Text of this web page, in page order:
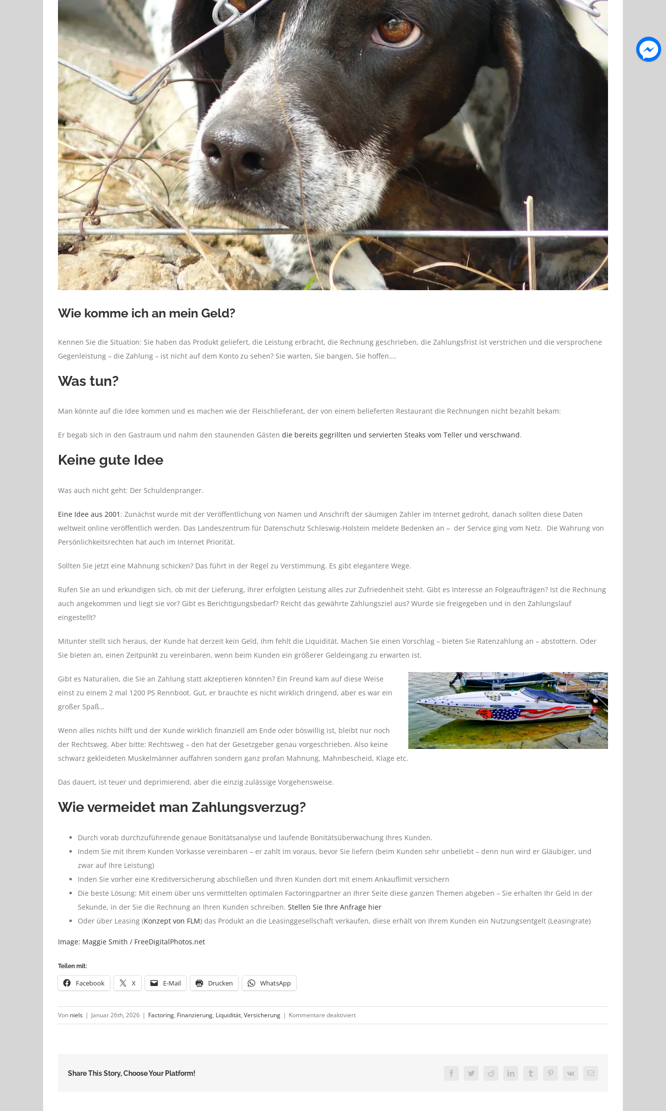
Wie komme ich an mein Geld?
Kennen Sie die Situation: Sie haben das Produkt geliefert, die Leistung erbracht, die Rechnung geschrieben, die Zahlungsfrist ist verstrichen und die versprochene
Gegenleistung – die Zahlung – ist nicht auf dem Konto zu sehen? Sie warten, Sie bangen, Sie hoffen….
Was tun?
Man könnte auf die Idee kommen und es machen wie der Fleischlieferant, der von einem belieferten Restaurant die Rechnungen nicht bezahlt bekam:
Er begab sich in den Gastraum und nahm den staunenden Gästen die bereits gegrillten und servierten Steaks vom Teller und verschwand.
Keine gute Idee
Was auch nicht geht: Der Schuldenpranger.
Eine Idee aus 2001 : Zunächst wurde mit der Veröffentlichung von Namen und Anschrift der säumigen Zahler im Internet gedroht, danach sollten diese Daten
weltweit online veröffentlich werden. Das Landeszentrum für Datenschutz Schleswig-Holstein meldete Bedenken an – der Service ging vom Netz. Die Wahrung von
Persönlichkeitsrechten hat auch im Internet Priorität.
Sollten Sie jetzt eine Mahnung schicken? Das führt in der Regel zu Verstimmung. Es gibt elegantere Wege.
Rufen Sie an und erkundigen sich, ob mit der Lieferung, Ihrer erfolgten Leistung alles zur Zufriedenheit steht. Gibt es Interesse an Folgeaufträgen? Ist die Rechnung
auch angekommen und liegt sie vor? Gibt es Berichtigungsbedarf? Reicht das gewährte Zahlungsziel aus? Wurde sie freigegeben und in den Zahlungslauf
eingestellt?
Mitunter stellt sich heraus, der Kunde hat derzeit kein Geld, ihm fehlt die Liquidität. Machen Sie einen Vorschlag – bieten Sie Ratenzahlung an – abstottern. Oder
Sie bieten an, einen Zeitpunkt zu vereinbaren, wenn beim Kunden ein größerer Geldeingang zu erwarten ist.
Gibt es Naturalien, die Sie an Zahlung statt akzeptieren könnten? Ein Freund kam auf diese Weise
einst zu einem 2 mal 1200 PS Rennboot. Gut, er brauchte es nicht wirklich dringend, aber es war ein
großer Spaß…
Wenn alles nichts hilft und der Kunde wirklich finanziell am Ende oder böswillig ist, bleibt nur noch
der Rechtsweg. Aber bitte: Rechtsweg – den hat der Gesetzgeber genau vorgeschrieben. Also keine
schwarz gekleideten Muskelmänner auffahren sondern ganz profan Mahnung, Mahnbescheid, Klage etc.
Das dauert, ist teuer und deprimierend, aber die einzig zulässige Vorgehensweise.
Wie vermeidet man Zahlungsverzug?
Durch vorab durchzuführende genaue Bonitätsanalyse und laufende Bonitätsüberwachung Ihres Kunden.
Indem Sie mit Ihrem Kunden Vorkasse vereinbaren – er zahlt im voraus, bevor Sie liefern (beim Kunden sehr unbeliebt – denn nun wird er Gläubiger, und
zwar auf Ihre Leistung)
Inden Sie vorher eine Kreditversicherung abschließen und Ihren Kunden dort mit einem Ankauflimit versichern
Die beste Lösung: Mit einem über uns vermittelten optimalen Factoringpartner an Ihrer Seite diese ganzen Themen abgeben – Sie erhalten Ihr Geld in der
Sekunde, in der Sie die Rechnung an Ihren Kunden schreiben. Stellen Sie Ihre Anfrage hier
Oder über Leasing (Konzept von FLM) das Produkt an die Leasinggesellschaft verkaufen, diese erhält von Ihrem Kunden ein Nutzungsentgelt (Leasingrate)
Image: Maggie Smith / FreeDigitalPhotos.net
Teilen mit:
Facebook X E-Mail Drucken WhatsApp
Von niels | Januar 26th, 2026 | Factoring, Finanzierung, Liquidität, Versicherung | Kommentare deaktiviertfür
Wie
Share This Story, Choose Your Platform! FacebookTwitterReddit LinkedInTumblrPinterest
Vk
E-